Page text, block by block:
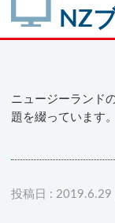
NZ
ニュージーランド
題を綴っています。
投稿日 : 2019.6.29